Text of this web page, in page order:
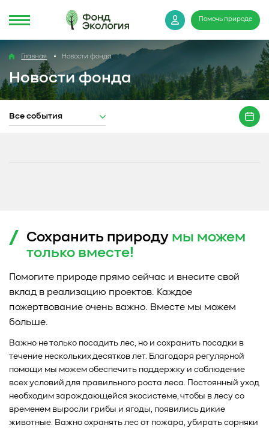
Помочь природе
Главная Новости фонда
Новости фонда
Все события
Сохранить природу мы можем
только вместе!
Помогите природе прямо сейчас и внесите свой
вклад в реализацию проектов. Каждое
пожертвование очень важно. Вместе мы можем
больше.
Важно не только посадить лес, но и сохранить посадки в
течение нескольких десятков лет. Благодаря регулярной
помощи мы можем обеспечить поддержку и соблюдение
всех условий для правильного роста леса. Постоянный уход
необходим зарождающейся экосистеме, чтобы в лесу со
временем выросли грибы и ягоды, появились дикие
животные. Важно охранять лес от пожара, убирать сорняки